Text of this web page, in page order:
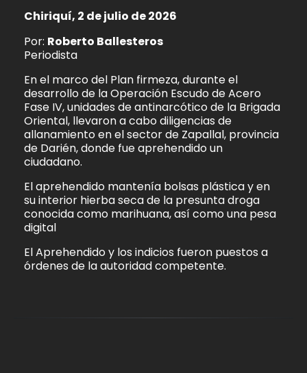
Chiriquí, 2 de julio de 2026
Por: Roberto Ballesteros
Periodista
En el marco del Plan firmeza, durante el
desarrollo de la Operación Escudo de Acero
Fase IV, unidades de antinarcótico de la Brigada
Oriental, llevaron a cabo diligencias de
allanamiento en el sector de Zapallal, provincia
de Darién, donde fue aprehendido un
ciudadano.
El aprehendido mantenía bolsas plástica y en
su interior hierba seca de la presunta droga
conocida como marihuana, así como una pesa
digital
El Aprehendido y los indicios fueron puestos a
órdenes de la autoridad competente.